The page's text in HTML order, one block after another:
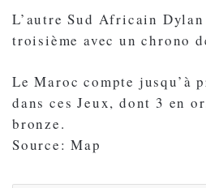
L’autre Sud Africain
troisième avec un chrono
Le Maroc compte jusqu’à
dans ces Jeux, dont 3 en
bronze.
Source: Map